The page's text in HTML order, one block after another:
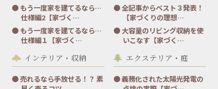
もう一度家を建てるなら…
仕様編2【家づく…
もう一度家を建てるなら…
仕様編１【家づく…
全記事からベスト３発表！
【家づくりの理想…
大容量のリビング収納を使
いこなす【家づく…
インテリア・収納
売れるなら手放せる！？ 素
エクステリア・庭
義務化された太陽光発電の